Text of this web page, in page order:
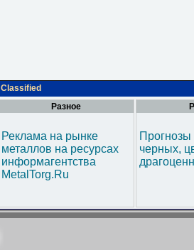
Classified
Разное
Реклама на рынке
металлов на ресурсах
информагентства
MetalTorg.Ru
черных,